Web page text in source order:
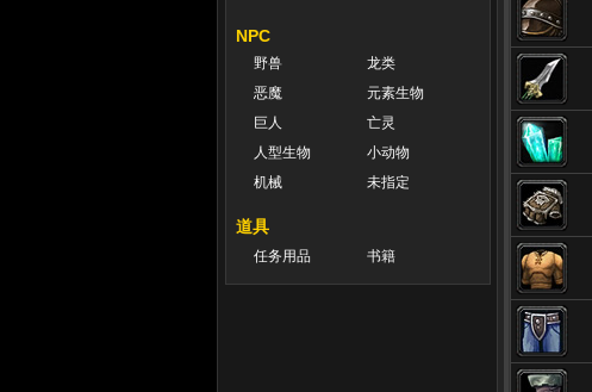
NPC
野兽
龙类
恶魔
元素生物
巨人
亡灵
人型生物
小动物
机械
未指定
道具
任务用品 书籍